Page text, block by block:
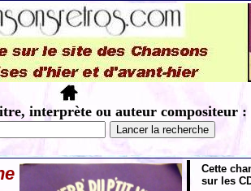
interprète ou auteur compositeur :
Cette
sur les